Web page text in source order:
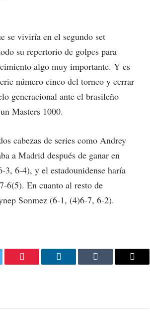
se viviría en el segundo set
su repertorio de golpes para
algo muy importante. Y es
número cinco del torneo y cerrar
generacional ante el brasileño
Masters 1000.
cabezas de series como Andrey
a Madrid después de ganar en
6-4), y el estadounidense haría
6(5). En cuanto al resto de
Sonmez (6-1, (4)6-7, 6-2).
Pinterest LinkedIn Tumblr Email